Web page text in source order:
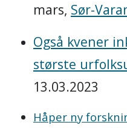
mars, Sør-
Også kvener
største
13.03.2023
Håper ny